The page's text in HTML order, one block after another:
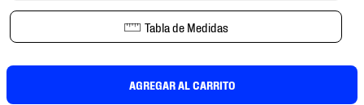
Tabla de Medidas
AGREGAR AL CARRITO
8.
chivas
10. tenis nike